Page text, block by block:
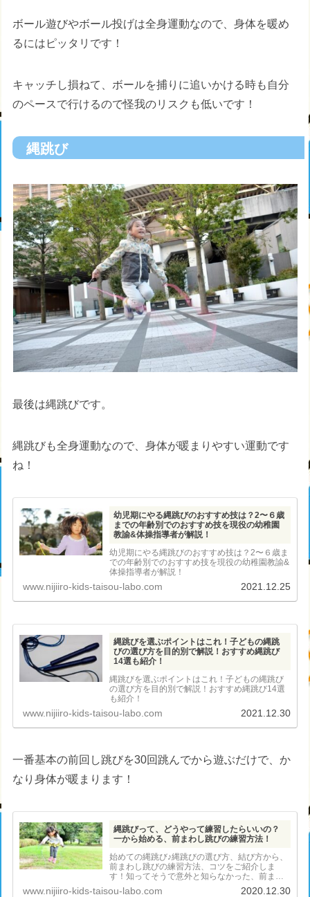
ボール遊びやボール投げは全身運動なので、身体を暖め
るにはピッタリです！
キャッチし損ねて、ボールを捕りに追いかける時も自分
のペースで行けるので怪我のリスクも低いです！
縄跳び
最後は縄跳びです。
縄跳びも全身運動なので、身体が暖まりやすい運動です
ね！
幼児期にやる縄跳びのおすすめ技は？2〜６歳
までの年齢別でのおすすめ技を現役の幼稚園
教諭&体操指導者が解説！
幼児期にやる縄跳びのおすすめ技は？2〜６歳ま
での年齢別でのおすすめ技を現役の幼稚園教諭&
体操指導者が解説！
www.nijiiro-kids-taisou-labo.com 2021.12.25
縄跳びを選ぶポイントはこれ！子どもの縄跳
びの選び方を目的別で解説！おすすめ縄跳び
14選も紹介！
縄跳びを選ぶポイントはこれ！子どもの縄跳び
の選び方を目的別で解説！おすすめ縄跳び14選
も紹介！
www.nijiiro-kids-taisou-labo.com 2021.12.30
一番基本の前回し跳びを30回跳んでから遊ぶだけで、か
なり身体が暖まります！
縄跳びって、どうやって練習したらいいの？
一から始める、前まわし跳びの練習方法！
始めての縄跳び♪縄跳びの選び方、結び方から、
前まわし跳びの練習方法、コツをご紹介しま
す！知ってそうで意外と知らなかった、前まわ
し跳びの練習方法を丁寧に解説♪
www.nijiiro-kids-taisou-labo.com 2020.12.30